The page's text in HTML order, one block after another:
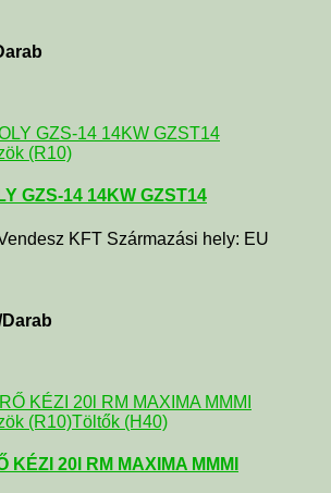
(R10)
GZS-14 14KW GZST14
KFT Származási hely: EU
Darab
(R10)Töltők (H40)
KÉZI 20l RM MAXIMA MMMI